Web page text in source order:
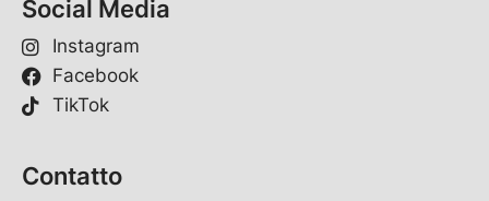
Social Media
Instagram
Facebook
TikTok
Contatto